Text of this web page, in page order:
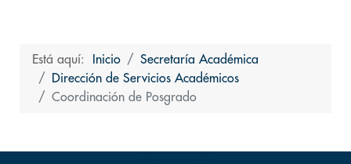
Está aquí: Inicio
Secretaría Académica
Dirección de Servicios Académicos
Coordinación de Posgrado